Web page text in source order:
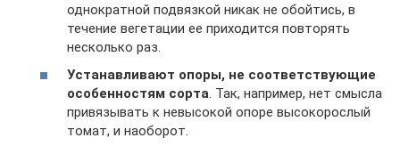
однократной подвязкой никак не обойтись, в
течение вегетации ее приходится повторять
несколько раз.
Устанавливают опоры, не соответствующие
особенностям сорта. Так, например, нет смысла
привязывать к невысокой опоре высокорослый
томат, и наоборот.